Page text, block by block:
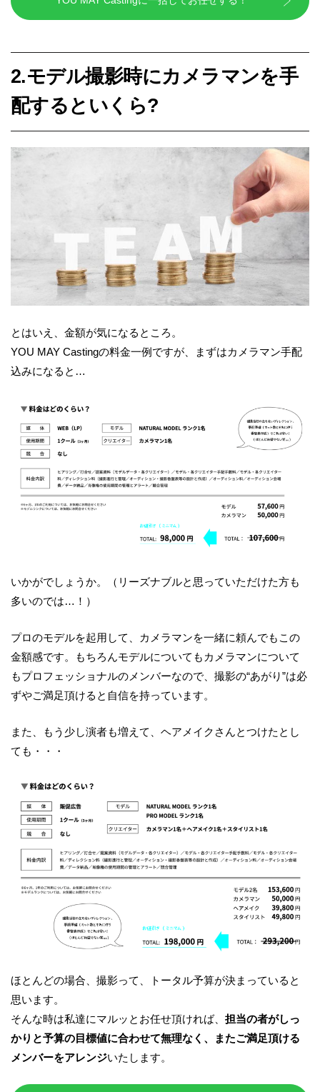
2.モデル撮影時にカメラマンを手
配するといくら?
とはいえ、金額が気になるところ。
YOU MAY Castingの料金一例ですが、まずはカメラマン手配
込みになると…
いかがでしょうか。（リーズナブルと思っていただけた方も
多いのでは…！）
プロのモデルを起用して、カメラマンを一緒に頼んでもこの
金額感です。もちろんモデルについてもカメラマンについて
もプロフェッショナルのメンバーなので、撮影の“あがり”は必
ずやご満足頂けると自信を持っています。
また、もう少し演者も増えて、ヘアメイクさんとつけたとし
ても・・・
ほとんどの場合、撮影って、トータル予算が決まっていると
思います。
そんな時は私達にマルッとお任せ頂ければ、 担当の者がしっ
かりと予算の目標値に合わせて無理なく、またご満足頂ける
メンバーをアレンジいたします。